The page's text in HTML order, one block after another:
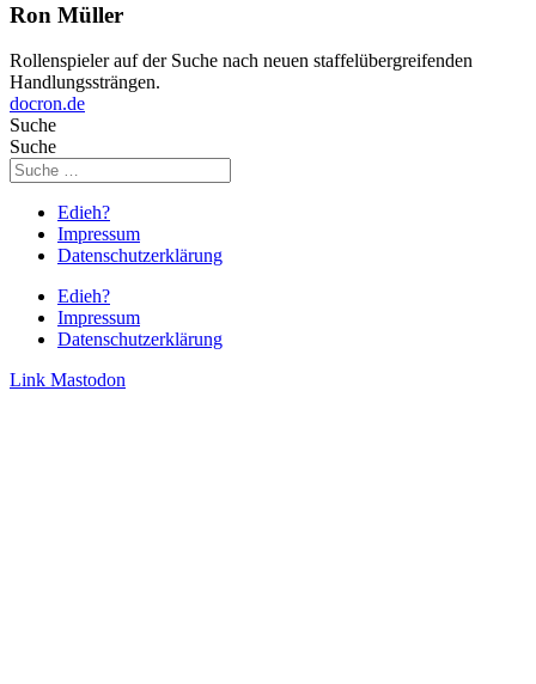
Ron Müller
Rollenspieler auf der Suche nach neuen staffelübergreifenden
Handlungssträngen.
docron.de
Suche
Suche
Edieh?
Impressum
Datenschutzerklärung
Edieh?
Impressum
Datenschutzerklärung
Link Mastodon